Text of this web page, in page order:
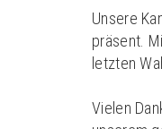
Unsere
präsent.
letzten
Vielen